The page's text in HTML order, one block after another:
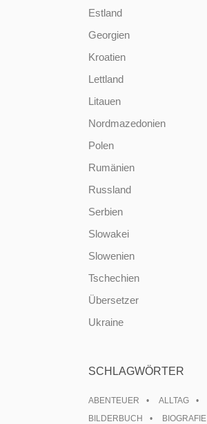
Estland
Georgien
Kroatien
Lettland
Litauen
Nordmazedonien
Polen
Rumänien
Russland
Serbien
Slowakei
Slowenien
Tschechien
Übersetzer
Ukraine
SCHLAGWÖRTER
ABENTEUER ALLTAG
BILDERBUCH
BIOGRAFIE